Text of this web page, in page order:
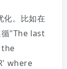
化。比如在
循"The last
where